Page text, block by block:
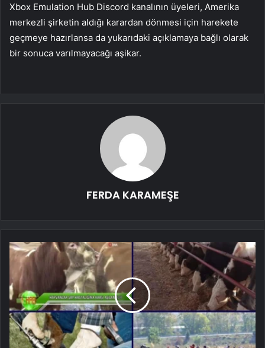
Xbox Emulation Hub Discord kanalının üyeleri, Amerika
merkezli şirketin aldığı karardan dönmesi için harekete
geçmeye hazırlansa da yukarıdaki açıklamaya bağlı olarak
bir sonuca varılmayacağı aşikar.
FERDA KARAMEŞE